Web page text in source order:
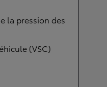
la pression des
(VSC)